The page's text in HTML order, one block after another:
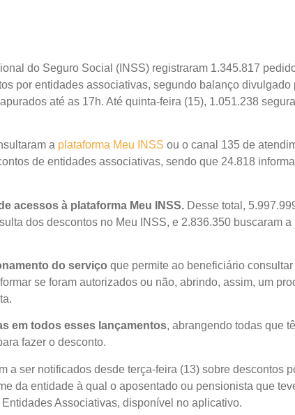
do Seguro Social (INSS) registraram 1.345.817
por entidades associativas, segundo balanço divulgado
até as 17h. Até quinta-feira (15), 1.051.238
a plataforma Meu INSS ou o canal 135 de
de entidades associativas, sendo que 24.818
acessos à plataforma Meu INSS. Desse total,
dos descontos no Meu INSS, e 2.836.350 buscaram a
do serviço que permite ao beneficiário
se foram autorizados ou não, abrindo, assim, um
em todos esses lançamentos, abrangendo todas que
fazer o desconto.
a ser notificados desde terça-feira (13) sobre descontos
da entidade à qual o aposentado ou pensionista que
Associativas, disponível no aplicativo.